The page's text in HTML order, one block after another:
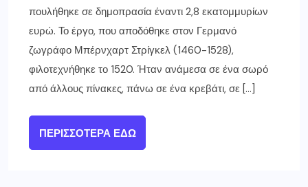
πουλήθηκε σε δημοπρασία έναντι 2,8 εκατομμυρίων
ευρώ. Το έργο, που αποδόθηκε στον Γερμανό
ζωγράφο Μπέρνχαρτ Στρίγκελ (1460-1528),
φιλοτεχνήθηκε το 1520. Ήταν ανάμεσα σε ένα σωρό
από άλλους πίνακες, πάνω σε ένα κρεβάτι, σε […]
ΠΕΡΙΣΣΌΤΕΡΑ ΕΔΏ